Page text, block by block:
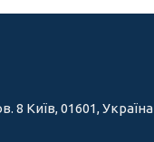
8 Київ, 01601, Україна